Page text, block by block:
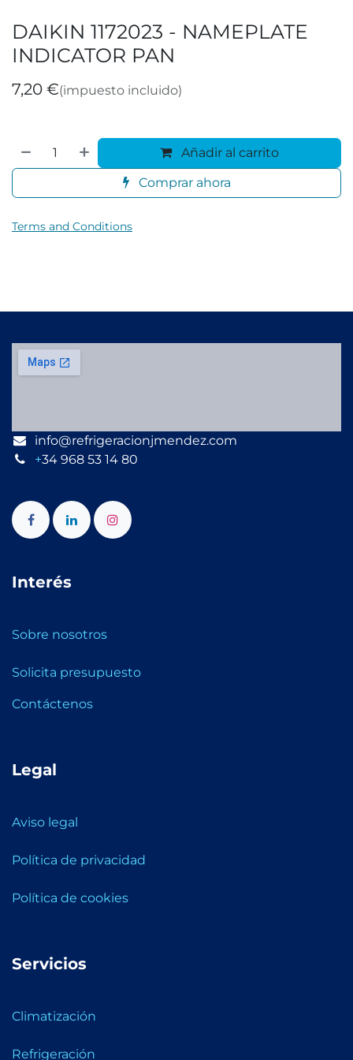
DAIKIN 1172023 - NAMEPLATE
INDICATOR PAN
7,20 €(impuesto incluido)
Añadir al carrito
Comprar ahora
Terms and Conditions
info@refrigeracionjmendez.com
+34 968 53 14 80
Interés
Sobre nosotros
Solicita presupuesto
Contáctenos
Legal
Aviso legal
Política de privacidad
Política de cookies
Servicios
Climatización
Refrigeración